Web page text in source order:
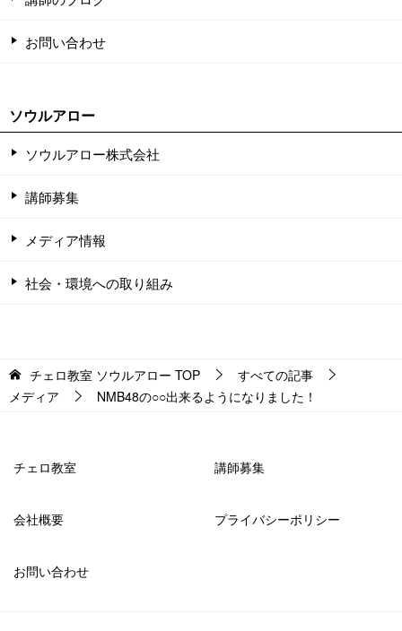
お問い合わせ
ソウルアロー
ソウルアロー株式会社
講師募集
メディア情報
社会・環境への取り組み
チェロ教室 ソウルアロー TOP
すべての記事
メディア
NMB48の○○出来るようになりました！
チェロ教室 講師募集
会社概要 プライバシーポリシー
お問い合わせ